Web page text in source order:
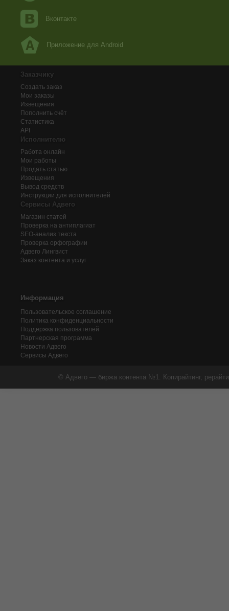
Вконтакте
Приложение для Android
Заказчику
Создать заказ
Мои заказы
Извещения
Пополнить счёт
Статистика
API
Исполнителю
Работа онлайн
Мои работы
Продать статью
Извещения
Вывод средств
Инструкции для исполнителей
Сервисы Адвего
Магазин статей
Проверка на антиплагиат
SEO-анализ текста
Проверка орфографии
Адвего Лингвист
Заказ контента и услуг
Информация
Пользовательское соглашение
Политика конфиденциальности
Поддержка пользователей
Партнерская программа
Новости Адвего
Сервисы Адвего
© Адвего — биржа контента №1. Копирайтинг,